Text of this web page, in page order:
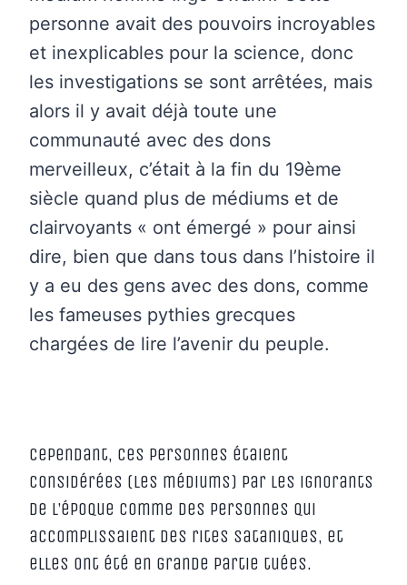
personne avait des pouvoirs incroyables
et inexplicables pour la science, donc
les investigations se sont arrêtées, mais
alors il y avait déjà toute une
communauté avec des dons
merveilleux, c’était à la fin du 19ème
siècle quand plus de médiums et de
clairvoyants « ont émergé » pour ainsi
dire, bien que dans tous dans l’histoire il
y a eu des gens avec des dons, comme
les fameuses pythies grecques
chargées de lire l’avenir du peuple.
Cependant, ces personnes étaient
considérées (les médiums) par les ignorants
de l’époque comme des personnes qui
accomplissaient des rites sataniques, et
elles ont été en grande partie tuées.